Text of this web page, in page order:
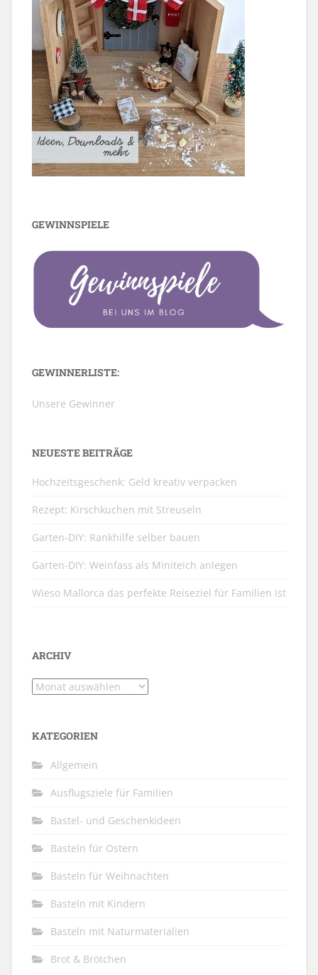
GEWINNSPIELE
GEWINNERLISTE:
Unsere Gewinner
NEUESTE BEITRÄGE
Hochzeitsgeschenk: Geld kreativ verpacken
Rezept: Kirschkuchen mit Streuseln
Garten-DIY: Rankhilfe selber bauen
Garten-DIY: Weinfass als Miniteich anlegen
Wieso Mallorca das perfekte Reiseziel für Familien ist
ARCHIV
Archiv
KATEGORIEN
Allgemein
Ausflugsziele für Familien
Bastel- und Geschenkideen
Basteln für Ostern
Basteln für Weihnachten
Basteln mit Kindern
Basteln mit Naturmaterialien
Brot & Brötchen